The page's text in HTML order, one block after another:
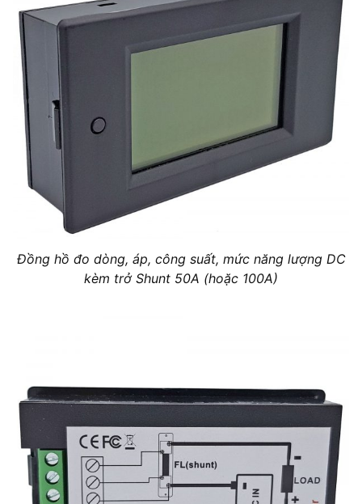
Đồng hồ đo dòng, áp, công suất, mức năng lượng DC
kèm trở Shunt 50A (hoặc 100A)